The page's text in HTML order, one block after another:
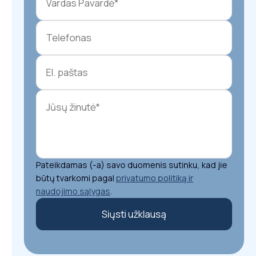
Pateikdamas (-a) savo duomenis sutinku, kad jie
būtų tvarkomi pagal privatumo politiką ir
naudojimo sąlygas.
Siųsti užklausą